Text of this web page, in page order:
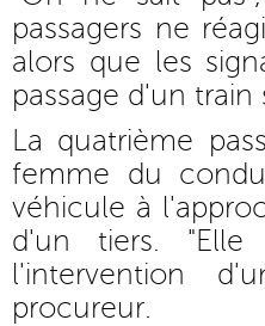
passagers ne
alors que les
passage d'un
La quatrième
femme du
véhicule à
d'un tiers.
l'intervention
procureur.